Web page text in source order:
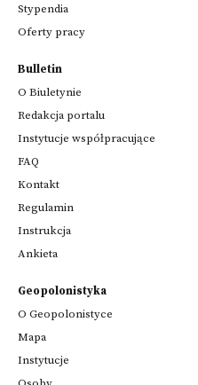
Stypendia
Oferty pracy
Bulletin
O Biuletynie
Redakcja portalu
Instytucje współpracujące
FAQ
Kontakt
Regulamin
Instrukcja
Ankieta
Geopolonistyka
O Geopolonistyce
Mapa
Instytucje